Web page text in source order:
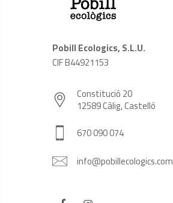
Pobill Ecologics, S.L.U.
CIF B44921153
Constitució 20
12589 Càlig, Castelló
670 090 074
info@pobillecologics.com